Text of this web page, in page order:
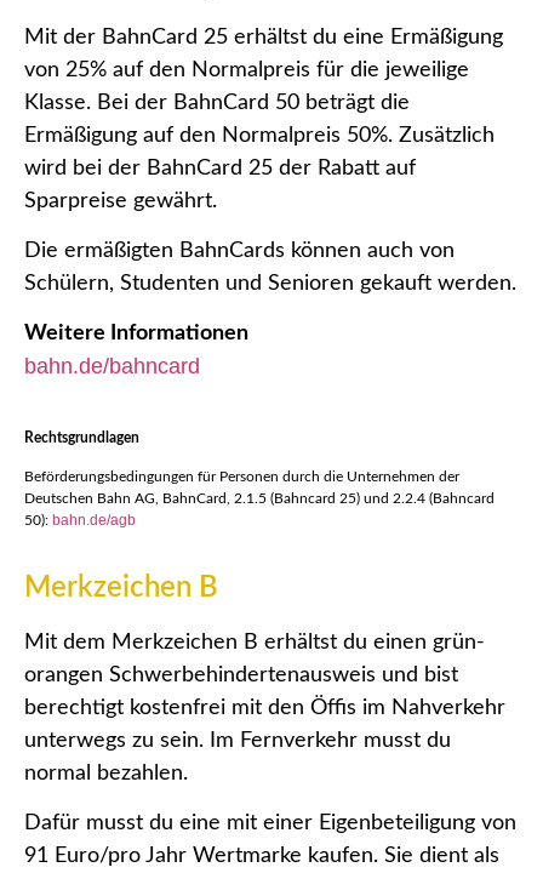
Mit der BahnCard 25 erhältst du eine Ermäßigung
von 25% auf den Normalpreis für die jeweilige
Klasse. Bei der BahnCard 50 beträgt die
Ermäßigung auf den Normalpreis 50%. Zusätzlich
wird bei der BahnCard 25 der Rabatt auf
Sparpreise gewährt.
Die ermäßigten BahnCards können auch von
Schülern, Studenten und Senioren gekauft werden.
Weitere Informationen
bahn.de/bahncard
Rechtsgrundlagen
Beförderungsbedingungen für Personen durch die Unternehmen der
Deutschen Bahn AG, BahnCard, 2.1.5 (Bahncard 25) und 2.2.4 (Bahncard
50): bahn.de/agb
Merkzeichen B
Mit dem Merkzeichen B erhältst du einen grün-
orangen Schwerbehindertenausweis und bist
berechtigt kostenfrei mit den Öffis im Nahverkehr
unterwegs zu sein. Im Fernverkehr musst du
normal bezahlen.
Dafür musst du eine mit einer Eigenbeteiligung von
91 Euro/pro Jahr Wertmarke kaufen. Sie dient als